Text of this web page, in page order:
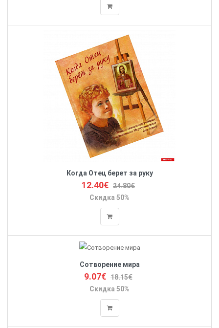
Когда Отец берет за руку
12.40€ 24.80€
Скидка 50%
Сотворение мира
9.07€ 18.15€
Скидка 50%